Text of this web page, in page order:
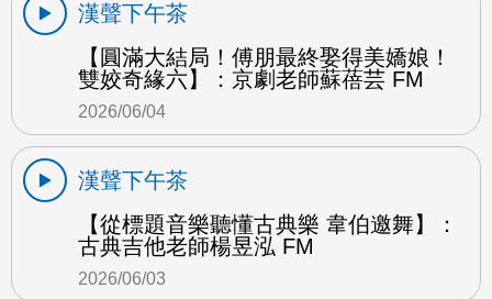
漢聲下午茶
【圓滿大結局！傅朋最終娶得美嬌娘！
雙姣奇緣六】：京劇老師蘇蓓芸 FM
2026/06/04
漢聲下午茶
【從標題音樂聽懂古典樂 韋伯邀舞】：
古典吉他老師楊昱泓 FM
2026/06/03